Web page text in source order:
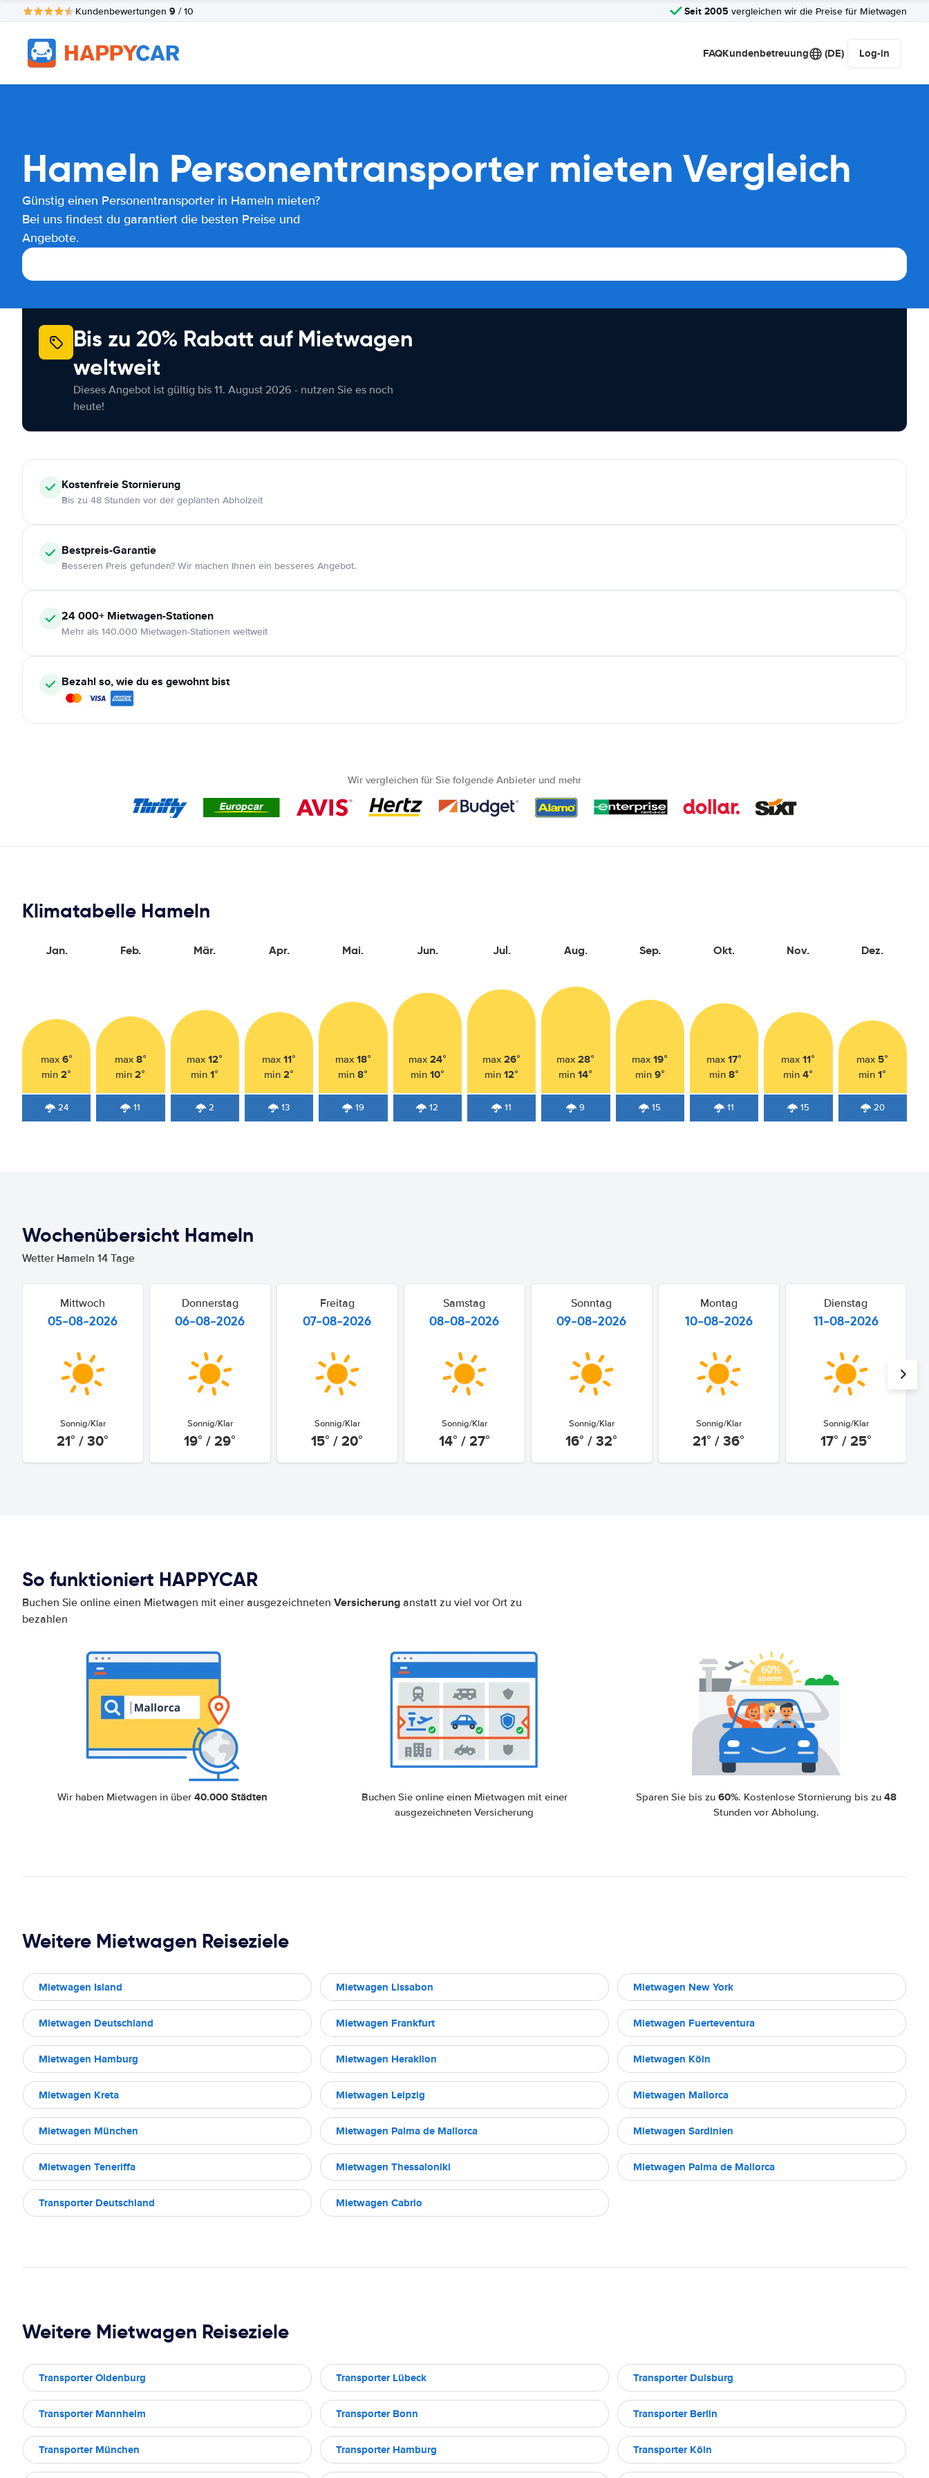
Kundenbewertungen 9 / 10 Seit 2005 vergleichen wir die Preise für Mietwagen
FAQKundenbetreuung (DE) Log-in
Hameln Personentransporter mieten Vergleich
Günstig einen Personentransporter in Hameln mieten?
Bei uns findest du garantiert die besten Preise und
Angebote.
Bis zu 20% Rabatt auf Mietwagen
weltweit
Dieses Angebot ist gültig bis 11. August 2026 - nutzen Sie es noch
heute!
KostenfreieStornierung
Bis zu 48 Stunden vor der geplanten Abholzeit
Bestpreis-Garantie
Besseren Preis gefunden? Wir machen Ihnen ein besseres Angebot.
24 000+ Mietwagen-Stationen
Mehr als 140.000 Mietwagen-Stationen weltweit
Bezahl so, wie du es gewohnt bist
Wir vergleichen für Sie folgende Anbieter und mehr
Klimatabelle Hameln
Jan.
max 6°
min2°
24
Feb.
max 8°
min2°
11
Mär.
max12°
min1°
2
Apr.
max11°
min2°
13
Mai.
max 18°
min8°
19
Jun.
max 24°
min 10°
12
Jul.
max26°
min12°
11
Aug.
max28°
min14°
9
Sep.
max19°
min 9°
15
Okt.
max17°
min8°
11
Nov.
max11°
min4°
15
Dez.
max 5°
min1°
20
Wochenübersicht Hameln
Wetter Hameln 14 Tage
Mittwoch
05-08-2026
Sonnig/Klar
21° / 30°
Donnerstag
06-08-2026
Sonnig/Klar
19° / 29°
Freitag
07-08-2026
Sonnig/Klar
15° / 20°
Samstag
08-08-2026
Sonnig/Klar
14° / 27°
Sonntag
09-08-2026
Sonnig/Klar
16° / 32°
Montag
10-08-2026
Sonnig/Klar
21° / 36°
Dienstag
11-08-2026
Sonnig/Klar
17° / 25°
So funktioniert HAPPYCAR
Buchen Sie online einen Mietwagen mit einer ausgezeichneten Versicherung anstatt zu viel vor Ort zu
bezahlen
Wir haben Mietwagen in über40.000 Städten
Buchen Sie online einen Mietwagen mit einer
ausgezeichneten Versicherung
Sparen Sie bis zu60%. Kostenlose Stornierung bis zu48
Stunden vor Abholung.
Weitere Mietwagen Reiseziele
Mietwagen Island Mietwagen Lissabon Mietwagen New York
Mietwagen Deutschland Mietwagen Frankfurt Mietwagen Fuerteventura
Mietwagen Hamburg Mietwagen Heraklion Mietwagen Köln
Mietwagen Kreta Mietwagen Leipzig Mietwagen Mallorca
Mietwagen München Mietwagen Palma de Mallorca Mietwagen Sardinien
Mietwagen Teneriffa Mietwagen Thessaloniki Mietwagen Palma de Mallorca
Transporter Deutschland Mietwagen Cabrio
Weitere Mietwagen Reiseziele
Transporter Oldenburg Transporter Lübeck Transporter Duisburg
Transporter Mannheim Transporter Bonn Transporter Berlin
Transporter München Transporter Hamburg Transporter Köln